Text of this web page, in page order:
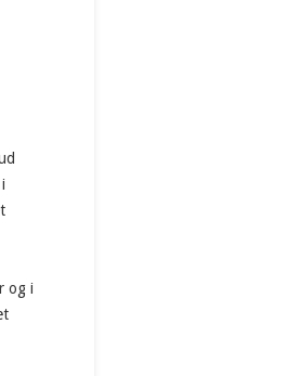
og i